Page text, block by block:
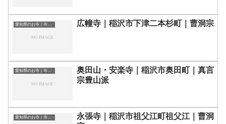
愛知県のお寺｜寺院一覧 広幢寺｜稲沢市下津二本杉町｜曹洞宗
愛知県のお寺｜寺院一覧
奥田山・安楽寺｜稲沢市奥田町｜真言
宗豊山派
愛知県のお寺｜寺院一覧
永張寺｜稲沢市祖父江町祖父江｜曹洞